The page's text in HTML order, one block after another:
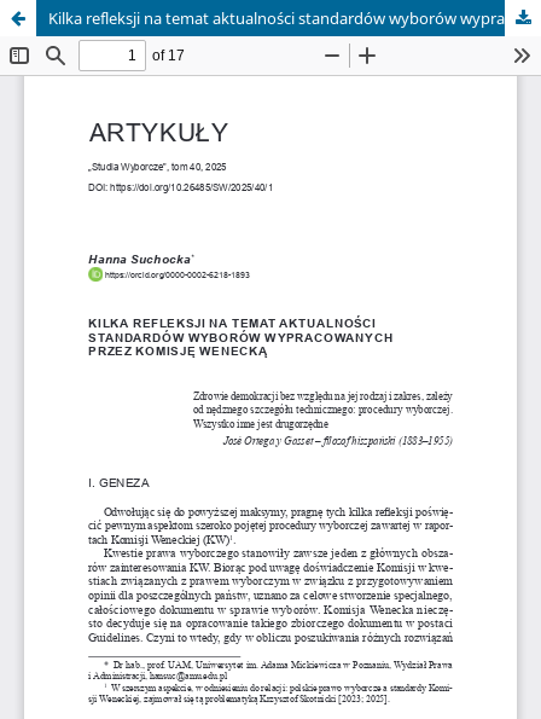
Kilka refleksji na temat aktualności standardów wyborów wypracowanych przez Komisję Wenecką